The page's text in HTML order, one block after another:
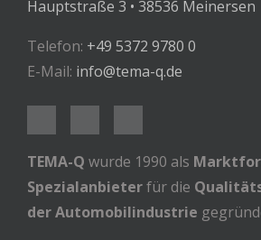
Hauptstraße 3 • 38536 Meinersen
Telefon: +49 5372 9780 0
E-Mail: info@tema-q.de
TEMA-Q wurde 1990 als
Spezialanbieterfür die
der Automobilindustrie